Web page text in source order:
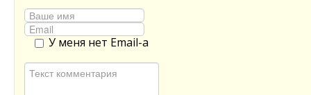
У меня нет Email-а